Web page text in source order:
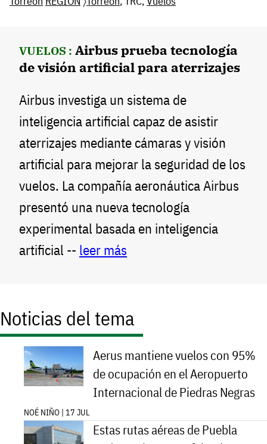
VUELOS : Airbus prueba tecnología
de visión artificial para aterrizajes
Airbus investiga un sistema de
inteligencia artificial capaz de asistir
aterrizajes mediante cámaras y visión
artificial para mejorar la seguridad de los
vuelos. La compañía aeronáutica Airbus
presentó una nueva tecnología
experimental basada en inteligencia
artificial -- leer más
Noticias del tema
Aerus mantiene vuelos con 95%
de ocupación en el Aeropuerto
Internacional de Piedras Negras
NOÉ NIÑO | 17 JUL
Estas rutas aéreas de Puebla